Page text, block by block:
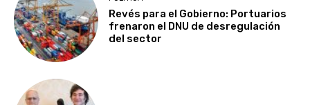
Revés para el Gobierno: Portuarios
frenaron el DNU de desregulación
del sector